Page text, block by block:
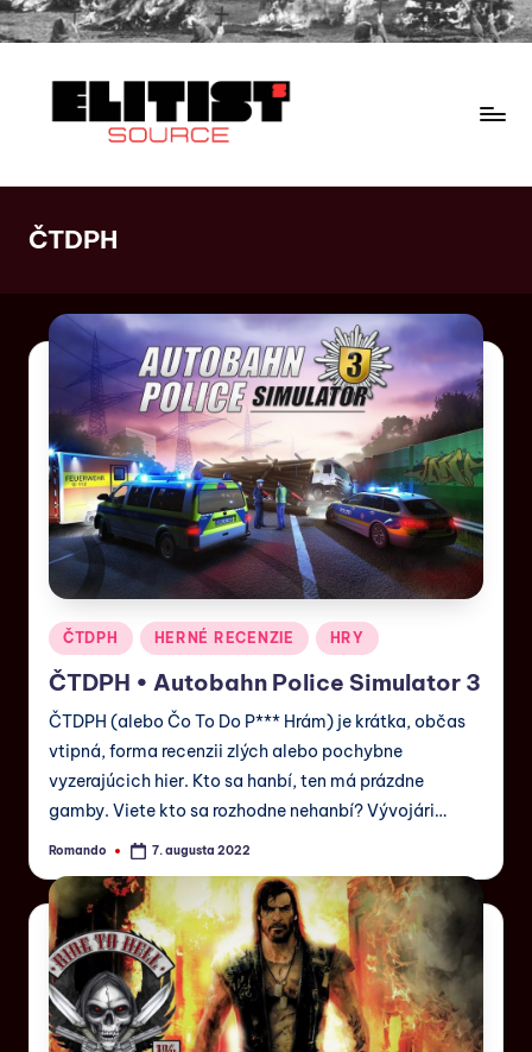
ČTDPH
ČTDPH HERNÉ RECENZIE HRY
ČTDPH • Autobahn Police Simulator 3
ČTDPH (alebo Čo To Do P*** Hrám) je krátka, občas
vtipná, forma recenzii zlých alebo pochybne
vyzerajúcich hier. Kto sa hanbí, ten má prázdne
gamby. Viete kto sa rozhodne nehanbí? Vývojári…
Romando 7. augusta 2022